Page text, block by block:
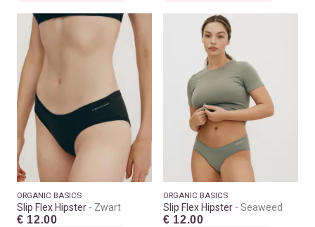
ORGANIC BASICS
Slip Flex Hipster Zwart
€ 12.00
ORGANIC BASICS
Slip Flex Hipster Seaweed
€ 12.00